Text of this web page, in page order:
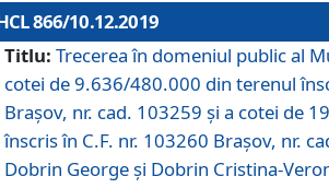
866/10.12.2019
Titlu: Trecerea în domeniul public al
cotei de 9.636/480.000 din terenul
Brașov, nr. cad. 103259 și a cotei de
înscris în C.F. nr. 103260 Brașov, nr.
Dobrin George și Dobrin Cristina-